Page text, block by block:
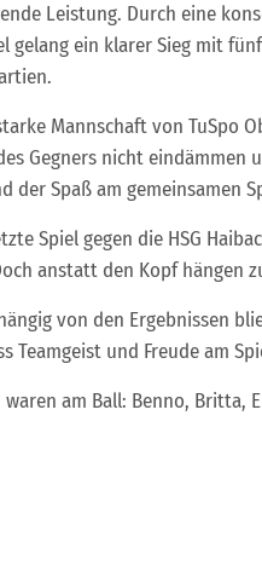
Leistung. Durch eine
gelang ein klarer Sieg mit
Mannschaft von TuSpo
Gegners nicht eindämmen
der Spaß am gemeinsamen
Spiel gegen die HSG
anstatt den Kopf hängen
von den Ergebnissen
Teamgeist und Freude am
waren am Ball: Benno, Britta,